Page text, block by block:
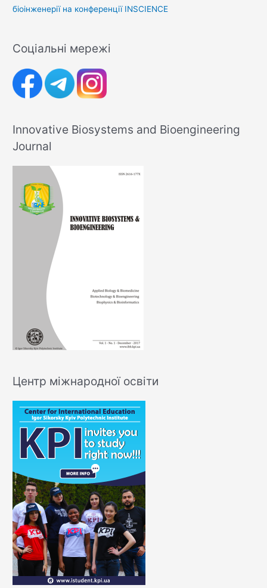
біоінженерії на конференції INSCIENCE
Соціальні мережі
Innovative Biosystems and Bioengineering
Journal
Центр міжнародної освіти